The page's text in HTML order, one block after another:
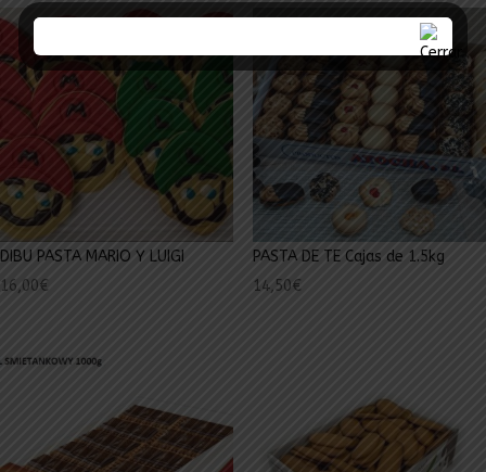
DIBU PASTA MARIO Y LUIGI
16,00€
PASTA DE TE Cajas de 1.5kg
14,50€